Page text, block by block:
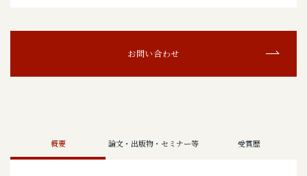
お問い合わせ
概要 論文・出版物・セミナー等 受賞歴